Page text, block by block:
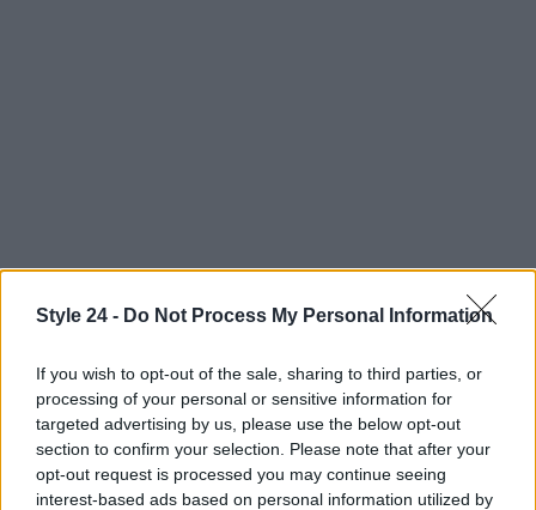
Style 24 - Do Not Process My Personal Information
If you wish to opt-out of the sale, sharing to third parties, or
processing of your personal or sensitive information for
targeted advertising by us, please use the below opt-out
section to confirm your selection. Please note that after your
opt-out request is processed you may continue seeing
interest-based ads based on personal information utilized by
Continua a leggere
FITNESS